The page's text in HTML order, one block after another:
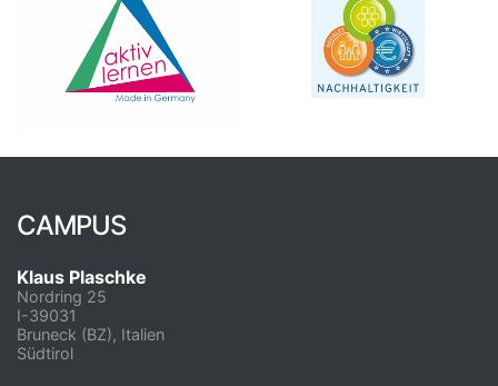
CAMPUS
Klaus Plaschke
Nordring 25
I-39031
Bruneck (BZ), Italien
Südtirol